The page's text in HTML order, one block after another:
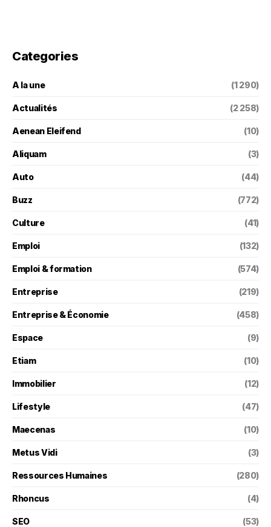
Categories
A la une (1 290)
Actualités (2 258)
Aenean Eleifend (10)
Aliquam (3)
Auto (44)
Buzz (772)
Culture (41)
Emploi (132)
Emploi & formation (574)
Entreprise (219)
Entreprise & Économie (458)
Espace (9)
Etiam (10)
Immobilier (12)
Lifestyle (47)
Maecenas (10)
Metus Vidi (3)
Ressources Humaines (280)
Rhoncus (4)
SEO (53)